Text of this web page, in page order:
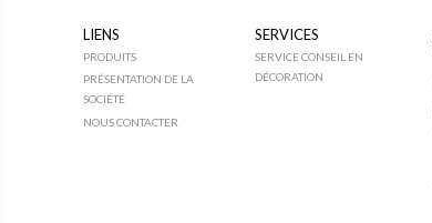
LIENS
PRODUITS
PRÉSENTATION DE LA
SOCIÉTÉ
NOUS CONTACTER
SERVICES
SERVICE CONSEIL EN
DÉCORATION